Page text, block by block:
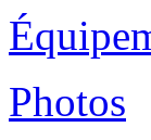
Photos